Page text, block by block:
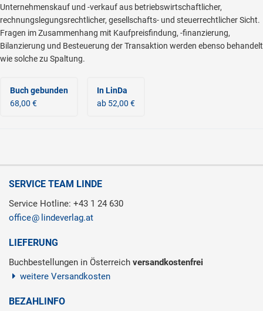
Unternehmenskauf und -verkauf aus betriebswirtschaftlicher,
rechnungslegungsrechtlicher, gesellschafts- und steuerrechtlicher Sicht.
Fragen im Zusammenhang mit Kaufpreisfindung, -finanzierung,
Bilanzierung und Besteuerung der Transaktion werden ebenso behandelt
wie solche zu Spaltung.
Buch gebunden
68,00 €
In LinDa
ab 52,00 €
SERVICE TEAM LINDE
Service Hotline: +43 1 24 630
office
lindeverlag.at
LIEFERUNG
Buchbestellungen in Österreich versandkostenfrei
weitere Versandkosten
BEZAHLINFO